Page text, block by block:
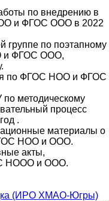
по внедрению в
и ФГОС ООО в 2022
группе по поэтапному
и ФГОС ООО,
по ФГОС НОО и ФГОС
по методическому
процесс
.
материалы о
НОО и ООО.
акты,
НООО и ООО.
(ИРО ХМАО-Югры)